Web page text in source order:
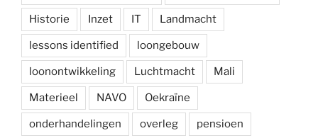
Historie Inzet IT Landmacht
lessons identified loongebouw
loonontwikkeling Luchtmacht Mali
Materieel NAVO Oekraïne
onderhandelingen overleg pensioen